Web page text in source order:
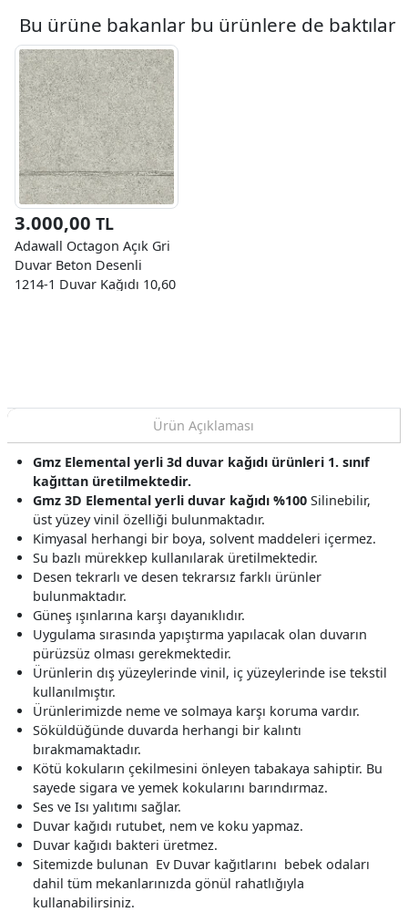
Bu ürüne bakanlar bu ürünlere de baktılar
3.000,00 TL
Adawall Octagon Açık Gri
Duvar Beton Desenli
1214-1 Duvar Kağıdı 10,60
Ürün Açıklaması
Gmz Elemental yerli 3d duvar kağıdı ürünleri 1. sınıf
kağıttan üretilmektedir.
Gmz 3D Elemental yerli duvar kağıdı %100 Silinebilir,
üst yüzey vinil özelliği bulunmaktadır.
Kimyasal herhangi bir boya, solvent maddeleri içermez.
Su bazlı mürekkep kullanılarak üretilmektedir.
Desen tekrarlı ve desen tekrarsız farklı ürünler
bulunmaktadır.
Güneş ışınlarına karşı dayanıklıdır.
Uygulama sırasında yapıştırma yapılacak olan duvarın
pürüzsüz olması gerekmektedir.
Ürünlerin dış yüzeylerinde vinil, iç yüzeylerinde ise tekstil
kullanılmıştır.
Ürünlerimizde neme ve solmaya karşı koruma vardır.
Söküldüğünde duvarda herhangi bir kalıntı
bırakmamaktadır.
Kötü kokuların çekilmesini önleyen tabakaya sahiptir. Bu
sayede sigara ve yemek kokularını barındırmaz.
Ses ve Isı yalıtımı sağlar.
Duvar kağıdı rutubet, nem ve koku yapmaz.
Duvar kağıdı bakteri üretmez.
Sitemizde bulunan Ev Duvar kağıtlarını bebek odaları
dahil tüm mekanlarınızda gönül rahatlığıyla
kullanabilirsiniz.